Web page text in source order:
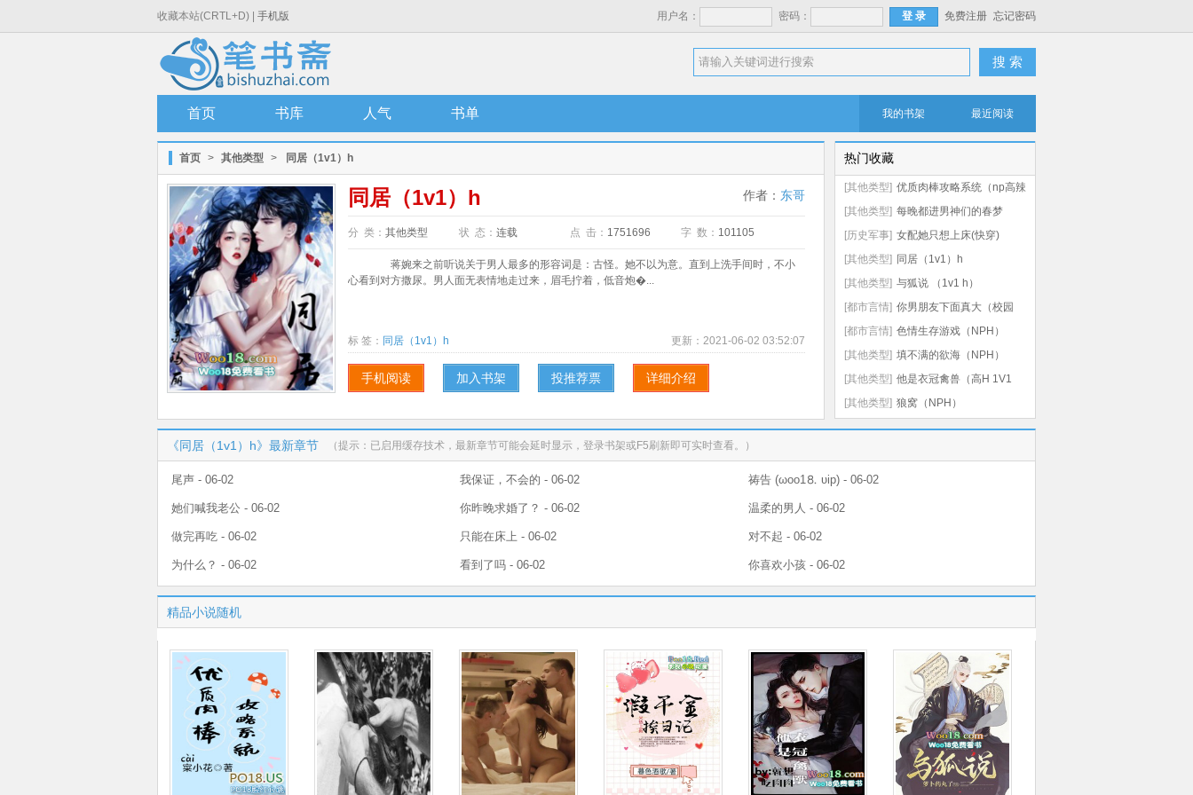
收藏本站(CRTL+D) | 手机版 用户名： 密码： 免费注册 忘记密码
搜 索
首页 书库 人气 书单 我的书架 最近阅读
首页 > 其他类型 > 同居（1v1）h
同居（1v1）h 作者： 东哥
分 类： 其他类型 状 态： 连载 点 击： 1751696 字 数： 101105
蒋婉来之前听说关于男人最多的形容词是：古怪。她不以为意。直到上洗手间时，不小
心看到对方撒尿。男人面无表情地走过来，眉毛拧着，低音炮�...
标 签： 同居（1v1）h 更新： 2021-06-02 03:52:07
手机阅读 加入书架 投推荐票 详细介绍
热门收藏
[其他类型] 优质肉棒攻略系统（np高辣
文）
[其他类型] 每晚都进男神们的春梦
（NPH）
[历史军事] 女配她只想上床(快穿)
[其他类型] 同居（1v1）h
[其他类型] 与狐说 （1v1 h）
[都市言情] 你男朋友下面真大（校园
np 高h）
[都市言情] 色情生存游戏（NPH）
[其他类型] 填不满的欲海（NPH）
[其他类型] 他是衣冠禽兽（高H 1V1
SC）
[其他类型] 狼窝（NPH）
《同居（1v1）h》最新章节 （提示：已启用缓存技术，最新章节可能会延时显示，登录书架或F5刷新即可实时查看。）
尾声 - 06-02 我保证，不会的 - 06-02 祷告 (ωoо1⒏ υip) - 06-02
她们喊我老公 - 06-02 你昨晚求婚了？ - 06-02 温柔的男人 - 06-02
做完再吃 - 06-02 只能在床上 - 06-02 对不起 - 06-02
为什么？ - 06-02 看到了吗 - 06-02 你喜欢小孩 - 06-02
精品小说随机